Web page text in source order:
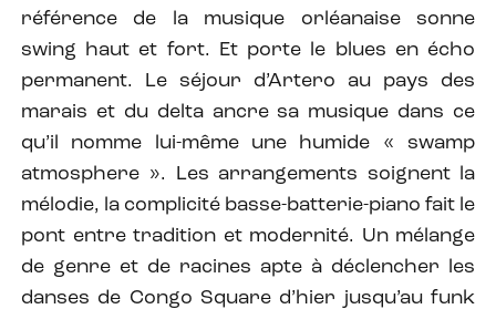
référence de la musique orléanaise sonne
swing haut et fort. Et porte le blues en écho
permanent. Le séjour d’Artero au pays des
marais et du delta ancre sa musique dans ce
qu’il nomme lui-même une humide « swamp
atmosphere ». Les arrangements soignent la
mélodie, la complicité basse-batterie-piano fait le
pont entre tradition et modernité. Un mélange
de genre et de racines apte à déclencher les
danses de Congo Square d’hier jusqu’au funk